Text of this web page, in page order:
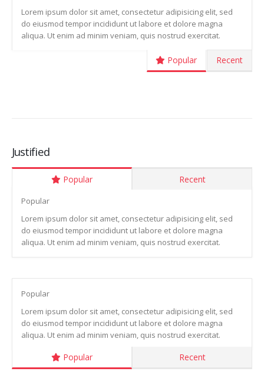
Lorem ipsum dolor sit amet, consectetur adipisicing elit, sed
do eiusmod tempor incididunt ut labore et dolore magna
aliqua. Ut enim ad minim veniam, quis nostrud exercitat.
Popular Recent
Justified
Popular Recent
Popular
Lorem ipsum dolor sit amet, consectetur adipisicing elit, sed
do eiusmod tempor incididunt ut labore et dolore magna
aliqua. Ut enim ad minim veniam, quis nostrud exercitat.
Popular
Lorem ipsum dolor sit amet, consectetur adipisicing elit, sed
do eiusmod tempor incididunt ut labore et dolore magna
aliqua. Ut enim ad minim veniam, quis nostrud exercitat.
Popular Recent